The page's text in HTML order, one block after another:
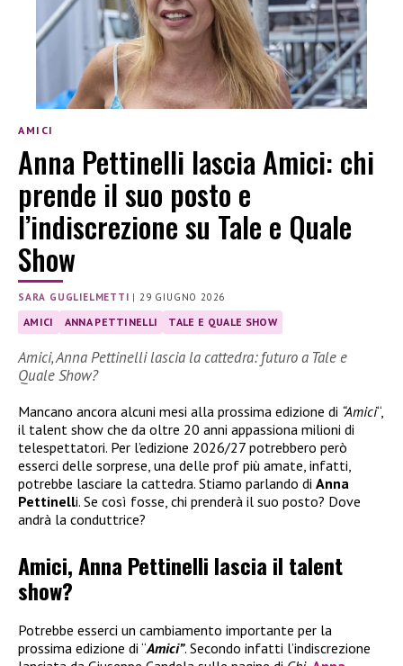
AMICI
Anna Pettinelli lascia Amici: chi
prende il suo posto e
l’indiscrezione su Tale e Quale
Show
SARA GUGLIELMETTI | 29 GIUGNO 2026
AMICI ANNA PETTINELLI TALE E QUALE SHOW
Amici, Anna Pettinelli lascia la cattedra: futuro a Tale e
Quale Show?
Mancano ancora alcuni mesi alla prossima edizione di “Amici“,
il talent show che da oltre 20 anni appassiona milioni di
telespettatori. Per l’edizione 2026/27 potrebbero però
esserci delle sorprese, una delle prof più amate, infatti,
potrebbe lasciare la cattedra. Stiamo parlando di Anna
Pettinelli. Se così fosse, chi prenderà il suo posto? Dove
andrà la conduttrice?
Amici, Anna Pettinelli lascia il talent
show?
Potrebbe esserci un cambiamento importante per la
prossima edizione di “Amici”. Secondo infatti l’indiscrezione